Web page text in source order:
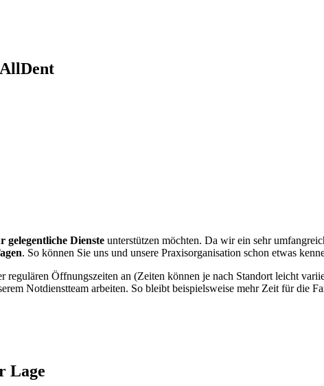
gelegentliche Dienste unterstützen möchten. Da wir ein sehr
. So können Sie uns und unsere Praxisorganisation schon etwas
regulären Öffnungszeiten an (Zeiten können je nach Standort leicht
Notdienstteam arbeiten. So bleibt beispielsweise mehr Zeit für die
Lage